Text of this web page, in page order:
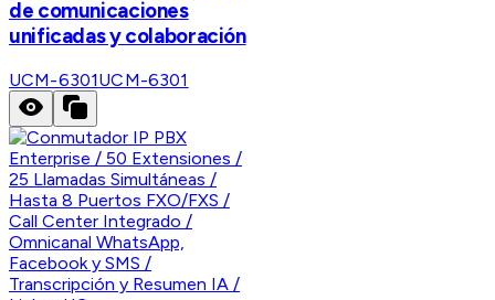
de comunicaciones
unificadas y colaboración
UCM-6301UCM-6301